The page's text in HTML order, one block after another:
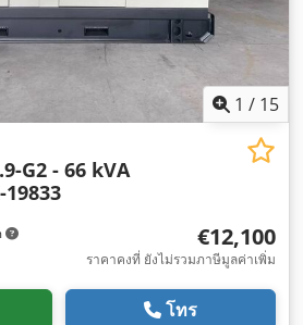
1 / 15
G2 - 66 kVA
€12,100
ราคาคงที่ ยังไม่รวมภาษีมูลค่าเพิ่ม
โทร